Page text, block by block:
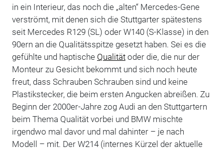
in ein Interieur, das noch die „alten“ Mercedes-Gene
verströmt, mit denen sich die Stuttgarter spätestens
seit Mercedes R129 (SL) oder W140 (S-Klasse) in den
90ern an die Qualitätsspitze gesetzt haben. Sei es die
gefühlte und haptische Qualitätoder die, die nur der
Monteur zu Gesicht bekommt und sich noch heute
freut, dass Schrauben Schrauben sind und keine
Plastikstecker, die beim ersten Angucken abreißen. Zu
Beginn der 2000er-Jahre zog Audi an den Stuttgartern
beim Thema Qualität vorbei und BMW mischte
irgendwo mal davor und mal dahinter – je nach
Modell – mit. Der W214 (internes Kürzel der aktuelle